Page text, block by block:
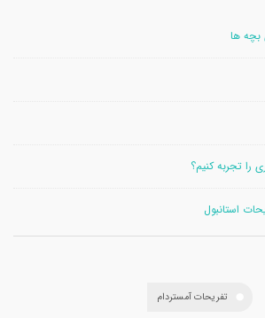
بچه ها
را تجربه کنیم؟
تفریحات آمستردام